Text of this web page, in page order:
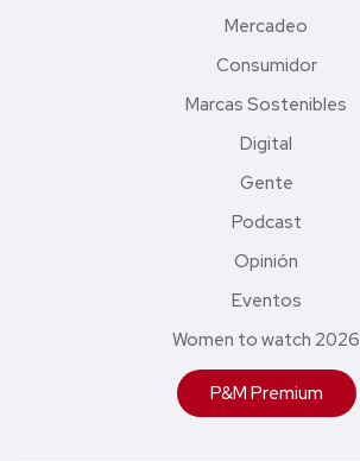
Mercadeo
Consumidor
Marcas Sostenibles
Digital
Gente
Podcast
Opinión
Eventos
Women to watch 2026
P&M Premium